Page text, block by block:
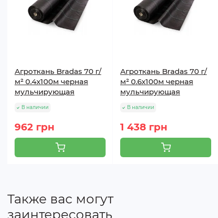
Агроткань Bradas 70 г/
м² 0.4х100м черная
мульчирующая
В наличии
962 грн
Агроткань Bradas 70 г/
м² 0.6х100м черная
мульчирующая
В наличии
1 438 грн
Также вас могут
заинтересовать